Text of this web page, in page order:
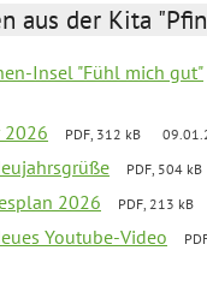
aus der Kita
Insel "Fühl mich gut"
2026 PDF, 312 kB
PDF, 504 kB
2026 PDF, 213 kB
Youtube-Video